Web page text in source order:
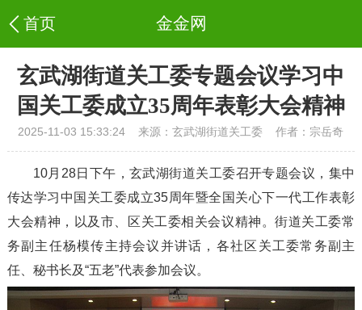
金金网
玄武湖街道关工委专题会议学习中
国关工委成立35周年表彰大会精神
2025-11-03 15:33:24 来源：玄武湖街道关工委 作者：宗岳奇
10月28日下午，玄武湖街道关工委召开专题会议，集中
传达学习中国关工委成立35周年暨全国关心下一代工作表彰
大会精神，以及市、区关工委相关会议精神。街道关工委常
务副主任杨模传主持会议并讲话，各社区关工委常务副主
任、秘书长及“五老”代表参加会议。